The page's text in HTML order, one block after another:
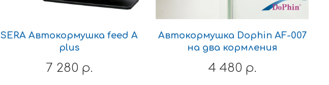
SERA Автокормушка feed A
plus
7 280 р.
Автокормушка Dophin AF-007
на два кормления
4 480 р.